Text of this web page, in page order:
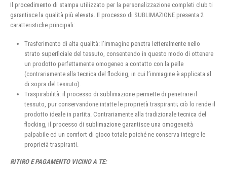
Il procedimento di stampa utilizzato per la personalizzazione completi club ti
garantisce la qualità più elevata. Il processo di SUBLIMAZIONE presenta 2
caratteristiche principali:
Trasferimento di alta qualità: l’immagine penetra letteralmente nello
strato superficiale del tessuto, consentendo in questo modo di ottenere
un prodotto perfettamente omogeneo a contatto con la pelle
(contrariamente alla tecnica del flocking, in cui l’immagine è applicata al
di sopra del tessuto).
Traspirabilità: il processo di sublimazione permette di penetrare il
tessuto, pur conservandone intatte le proprietà traspiranti; ciò lo rende il
prodotto ideale in partita. Contrariamente alla tradizionale tecnica del
flocking, il processo di sublimazione garantisce una omogeneità
palpabile ed un comfort di gioco totale poiché ne conserva integre le
proprietà traspiranti.
RITIRO E PAGAMENTO VICINO A TE: